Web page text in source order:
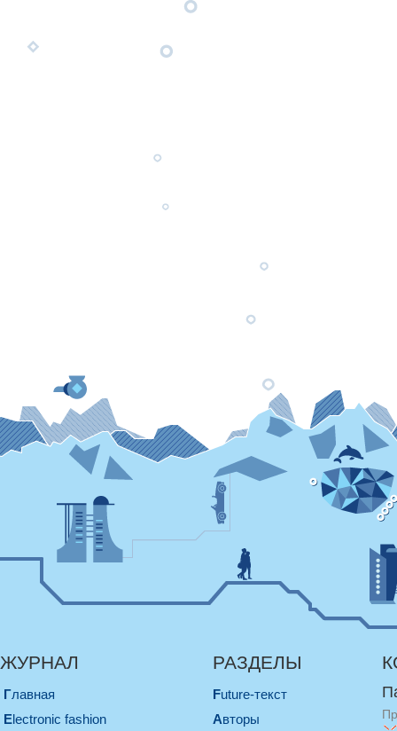
ЖУРНАЛ
Главная
electronic fashion
РАЗДЕЛЫ
Future-текст
Авторы